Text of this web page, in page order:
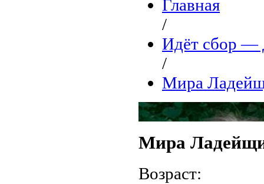
Главная
/
Идёт сбор
/
Мира
Мира
Возраст: